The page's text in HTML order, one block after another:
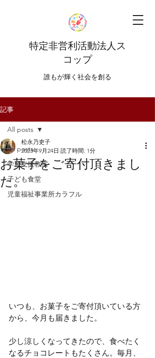
特定非営利活動法人ス
コップ
​​誰もが輝く社会を創る
記事
All posts
学習支援教室
子ども食堂
児童福祉事業所カラフル
All posts
お菓子をご寄付頂きまし
た。
松永乃吏子
2023年9月24日 読了時間: 1分
いつも、お菓子をご寄付頂いている方
から、今月も届きました。
少し涼しくなってきたので、食べたく
なるチョコレートもたくさん。毎月、